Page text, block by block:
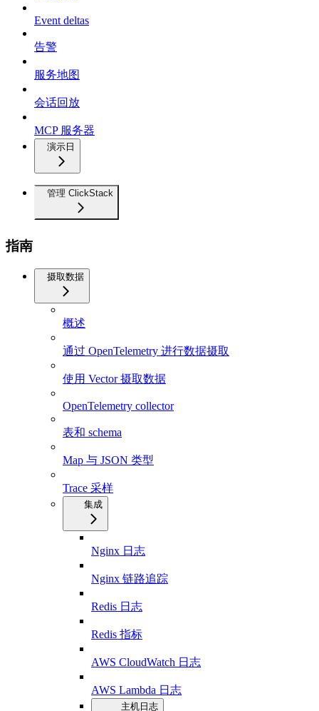
Event deltas
告警
服务地图
会话回放
MCP 服务器
演示日
管理 ClickStack
指南
摄取数据
概述
通过 OpenTelemetry 进行数据摄取
使用 Vector 摄取数据
OpenTelemetry collector
表和 schema
Map 与 JSON 类型
Trace 采样
集成
Nginx 日志
Nginx 链路追踪
Redis 日志
Redis 指标
AWS CloudWatch 日志
AWS Lambda 日志
主机日志